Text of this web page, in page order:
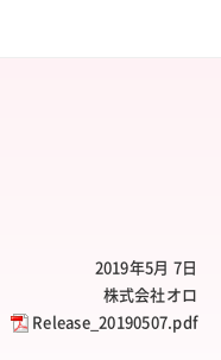
2019年5月 7日
株式会社オロ
Release_20190507.pdf